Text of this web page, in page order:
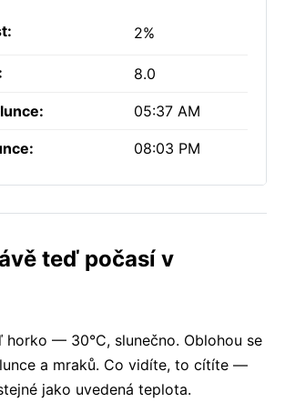
2%
8.0
05:37 AM
08:03 PM
teď počasí v
horko — 30°C, slunečno. Oblohou se
a mraků. Co vidíte, to cítíte —
jako uvedená teplota.